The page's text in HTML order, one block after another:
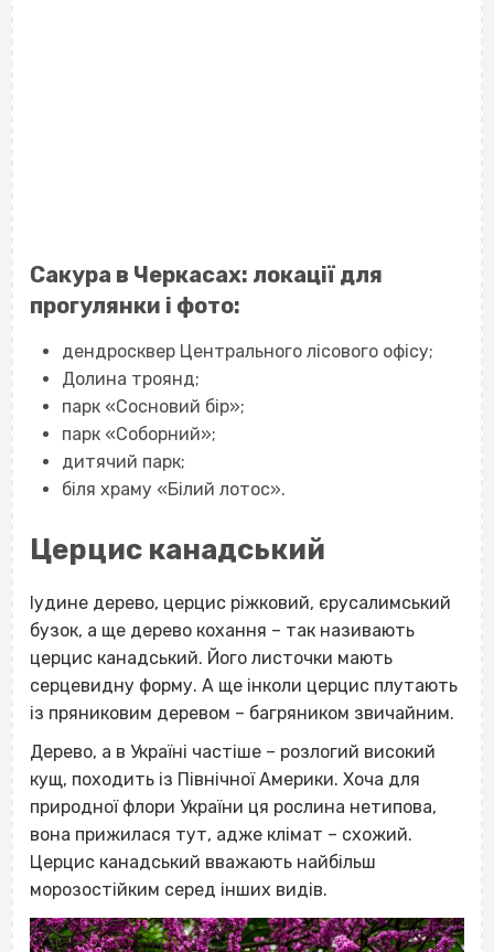
Сакура в Черкасах: локації для
прогулянки і фото:
дендросквер Центрального лісового офісу;
Долина троянд;
парк «Сосновий бір»;
парк «Соборний»;
дитячий парк;
біля храму «Білий лотос».
Церцис канадський
Іудине дерево, церцис ріжковий, єрусалимський
бузок, а ще дерево кохання – так називають
церцис канадський. Його листочки мають
серцевидну форму. А ще інколи церцис плутають
із пряниковим деревом – багряником звичайним.
Дерево, а в Україні частіше – розлогий високий
кущ, походить із Північної Америки. Хоча для
природної флори України ця рослина нетипова,
вона прижилася тут, адже клімат – схожий.
Церцис канадський вважають найбільш
морозостійким серед інших видів.